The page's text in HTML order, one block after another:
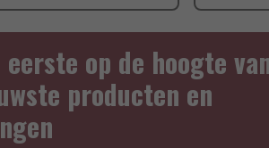
eerste op de hoogte
producten en